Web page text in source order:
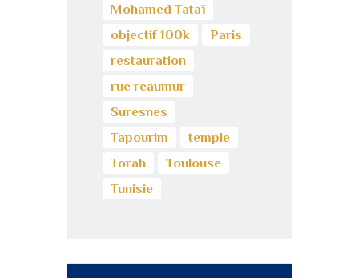
Mohamed Tataï
objectif 100k
Paris
restauration
rue reaumur
Suresnes
Tapourim
temple
Torah
Toulouse
Tunisie